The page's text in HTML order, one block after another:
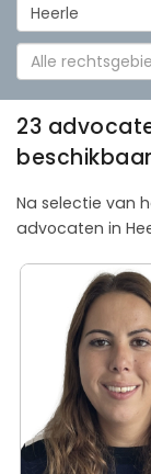
Heerle
Alle
23
Na selectie van
advocaten in